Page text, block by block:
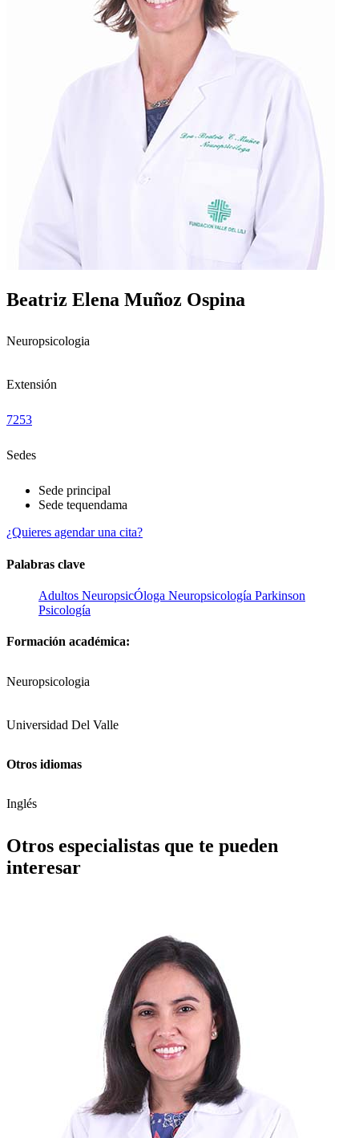
Beatriz Elena Muñoz Ospina
Neuropsicologia
Extensión
7253
Sedes
Sede principal
Sede tequendama
¿Quieres agendar una cita?
Palabras clave
Adultos NeuropsicÓloga Neuropsicología Parkinson
Psicología
Formación académica:
Neuropsicologia
Universidad Del Valle
Otros idiomas
Inglés
Otros especialistas que te pueden
interesar